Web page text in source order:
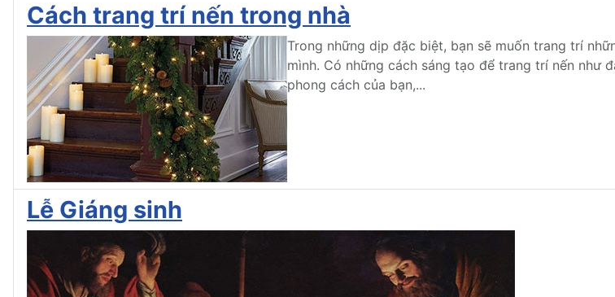
Cách trang trí nến trong nhà
Trong những dịp đặc biệt, bạn sẽ muốn trang trí
mình. Có những cách sáng tạo để trang trí nến như
phong cách của bạn,...
Lễ Giáng sinh